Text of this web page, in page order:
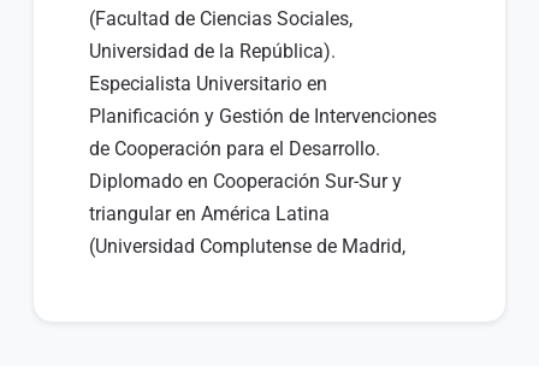
(Facultad de Ciencias Sociales,
Universidad de la República).
Especialista Universitario en
Planificación y Gestión de Intervenciones
de Cooperación para el Desarrollo.
Diplomado en Cooperación Sur-Sur y
triangular en América Latina
(Universidad Complutense de Madrid,